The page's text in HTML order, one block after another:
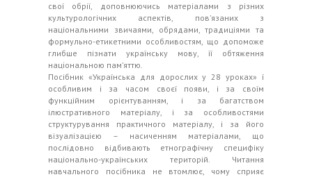
свої обрії, доповнюючись матеріалами з різних
культурологічних аспектів, пов’язаних з
національними звичаями, обрядами, традиціями та
формульно-етикетними особливостям, що допоможе
глибше пізнати українську мову, її обтяження
національною пам’яттю.
Посібник «Українська для дорослих у 28 уроках» ї
особливим і за часом своєї появи, і за своїм
функційним орієнтуванням, і за багатством
ілюстративного матеріалу, і за особливостями
структурування практичного матеріалу, і за його
візуалізацією – насиченням матеріалами, що
послідовно відбивають етнографічну специфіку
національно-українських територій. Читання
навчального посібника не втомлює, чому сприяє